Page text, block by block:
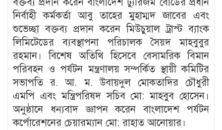
নির্বাহী কর্মকর্তা আবু তাহের মুহাম্মদ জাবের এবং
শুভেচ্ছা বক্তব্য প্রদান করেন মিউচুয়াল ট্রাস্ট ব্যাংক
লিমিটেডের ব্যবস্থাপনা পরিচালক সৈয়দ মাহবুবুর
রহমান। বিশেষ অতিথি হিসেবে বেসামরিক বিমান
পরিবহন ও পর্যটন মন্ত্রণালয় সম্পর্কিত স্থায়ী কমিটির
সভাপতি র. আ. ম. উবায়দুল মোকতাদির চৌধুরী
এমপি এবং মন্ত্রিপরিষদ সচিব মো: মাহবুব হোসেন।
অনুষ্ঠানে ধন্যবাদ জ্ঞাপন করেন বাংলাদেশ পর্যটন
কর্পোরেশনের চেয়ারম্যান মো: রাহাত আনোয়ার।